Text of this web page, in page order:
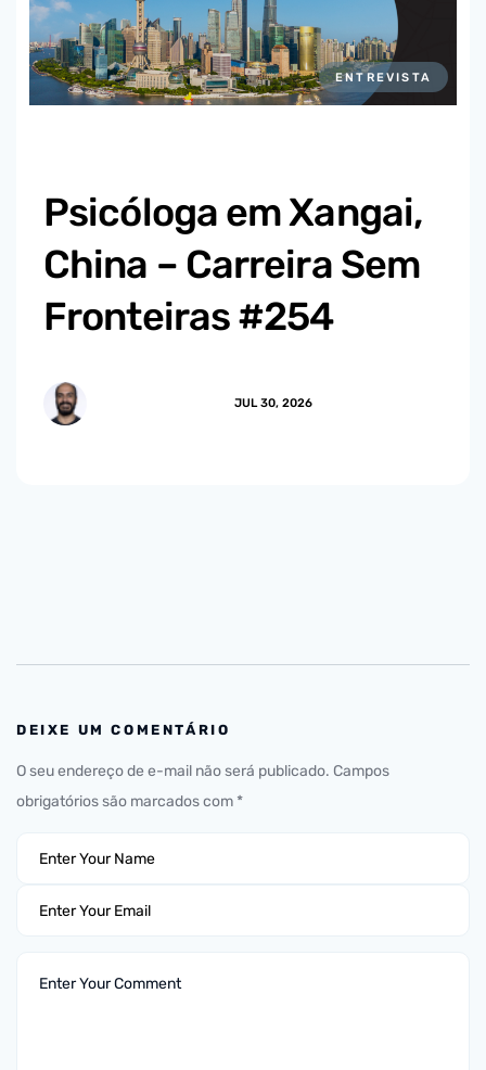
ENTREVISTA
Psicóloga em Xangai,
China – Carreira Sem
Fronteiras #254
JUL 30, 2026
DEIXE UM COMENTÁRIO
O seu endereço de e-mail não será publicado. Campos
obrigatórios são marcados com *